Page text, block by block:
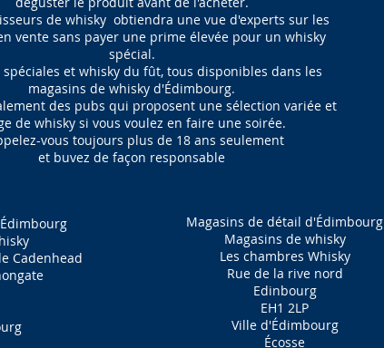
de whisky obtiendra une vue d'experts sur les
vente sans payer une prime élevée pour un whisky
spécial.
spéciales et whisky du fût, tous disponibles dans les
magasins de whisky d'Édimbourg.
des pubs qui proposent une sélection variée et
de whisky si vous voulez en faire une soirée.
vous toujours plus de 18 ans seulement
et buvez de façon responsable
Cadenhead
Magasins de détail d'Édimbourg
Magasins de whisky
Les chambres Whisky
Rue de la rive nord
Edinbourg
EH1 2LP
Ville d'Édimbourg
Écosse